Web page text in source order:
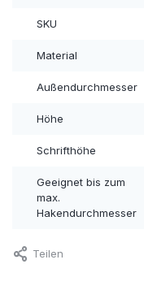
SKU
Material
Außendurchmesser
Höhe
Schrifthöhe
Geeignet bis zum
max.
Hakendurchmesser
Teilen